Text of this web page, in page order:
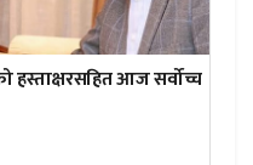
हस्ताक्षरसहित आज सर्वोच्च